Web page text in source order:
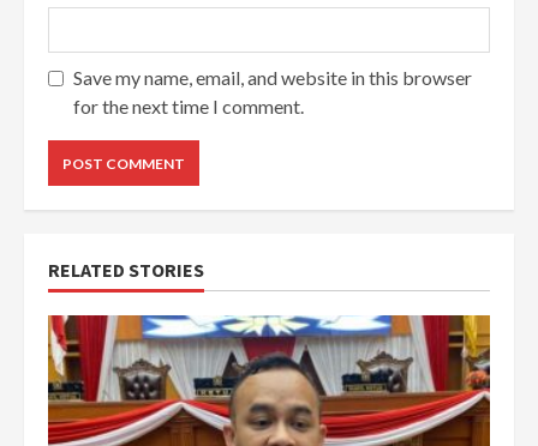
Save my name, email, and website in this browser
for the next time I comment.
RELATED STORIES